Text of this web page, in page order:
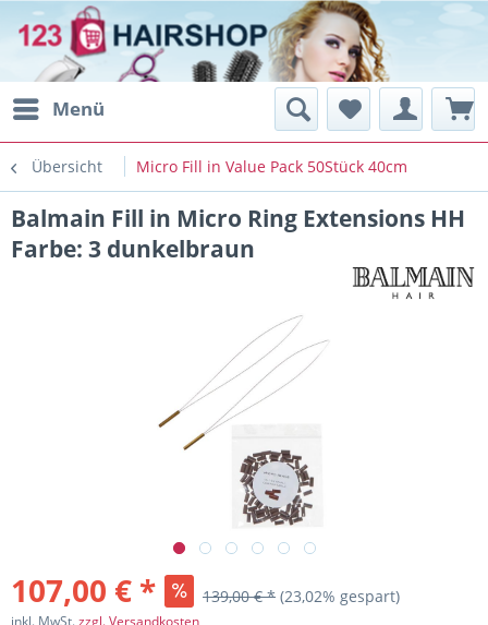
Menü
Übersicht Micro Fill in Value Pack 50Stück 40cm
Balmain Fill in Micro Ring Extensions HH
Farbe: 3 dunkelbraun
107,00 € * 139,00 € * (23,02% gespart)
inkl. MwSt.zzgl. Versandkosten